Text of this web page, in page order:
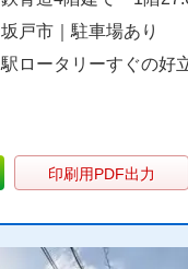
坂戸市｜駐車場あり
駅ロータリーすぐの好
印刷用PDF出力